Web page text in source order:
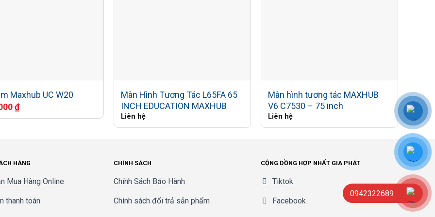
traversal
formats up to 3840 x 2160p60 (4Kp60) (In use)
and decode) up to 1920 x 1080p60 (HD1080p)
(CEC) 2.0
AAC-LD, and Opus
Maxhub UC W20
₫
Màn Hình Tương Tác L65FA 65
INCH EDUCATION MAXHUB
Liên hệ
Màn hình tương tác MAXHUB
V6 C7530 – 75 inch
Liên hệ
Màn
Liên
HÀNG
Mua Hàng Online
thanh toán
CHÍNH SÁCH
Chính Sách Bảo Hành
Chính sách đổi trả sản phẩm
CỘNG ĐỒNG HỢP NHẤT GIA PHÁT
Tiktok
Facebook
0942322689